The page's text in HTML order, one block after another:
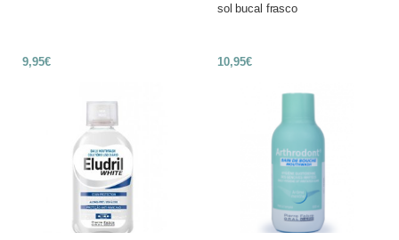
9,95€
sol bucal frasco
10,95€